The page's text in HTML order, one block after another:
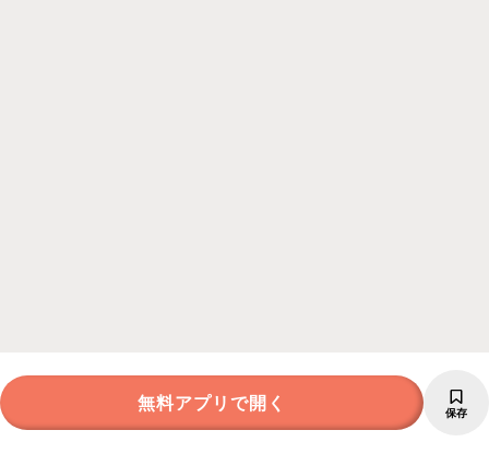
無料アプリで開く 保存